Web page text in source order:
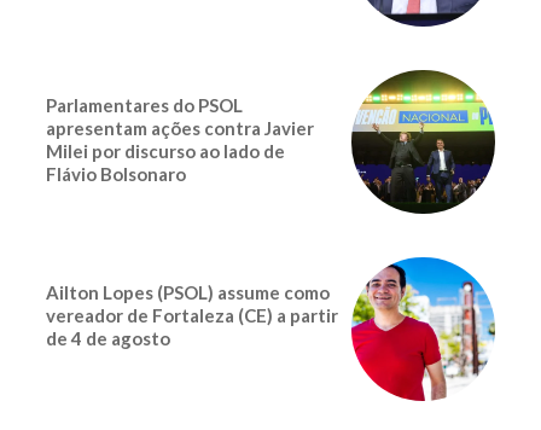
Parlamentares do PSOL
apresentam ações contra Javier
Milei por discurso ao lado de
Flávio Bolsonaro
Ailton Lopes (PSOL) assume como
vereador de Fortaleza (CE) a partir
de 4 de agosto